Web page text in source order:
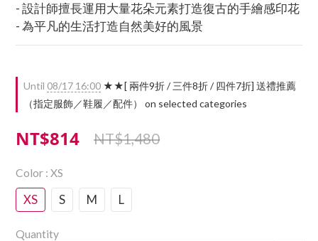
- 設計師擅長運用大量花朵元素打造復古的手繪感印花
- 為平凡的生活打造自然美好的風景
Until 08/17 16:00 ★★[ 兩件9折 / 三件8折 / 四件7折] 送禮推薦
（指定服飾／鞋履／配件） on selected categories
NT$814 NT$1,480
Color : XS
XS S M L
Quantity